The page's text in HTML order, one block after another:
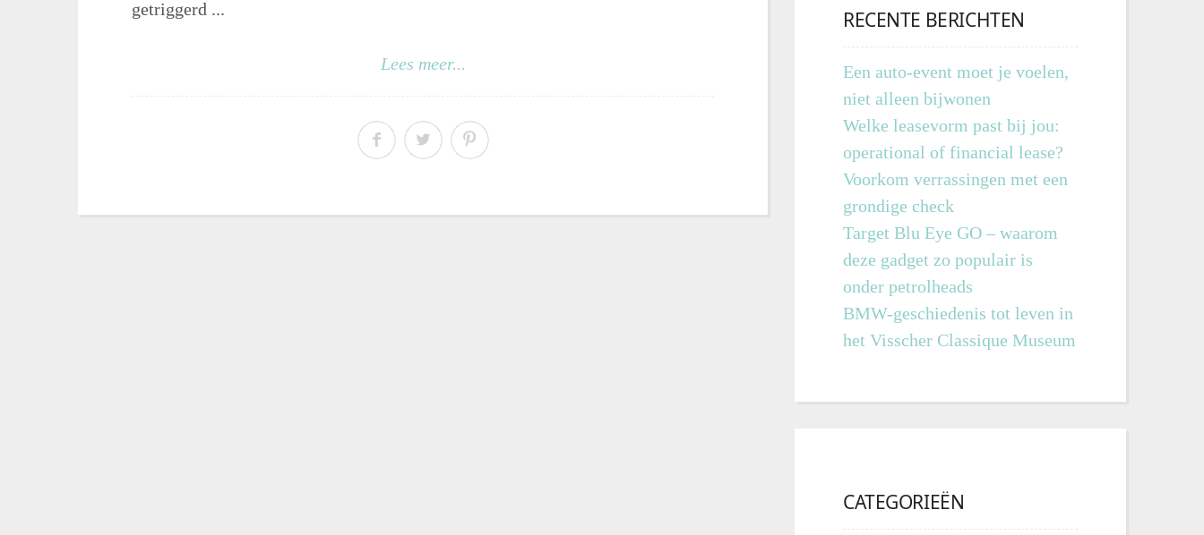
getriggerd ...
Lees meer...
RECENTE BERICHTEN
Een auto-event moet je voelen,
niet alleen bijwonen
Welke leasevorm past bij jou:
operational of financial lease?
Voorkom verrassingen met een
grondige check
Target Blu Eye GO – waarom
deze gadget zo populair is
onder petrolheads
BMW-geschiedenis tot leven in
het Visscher Classique Museum
CATEGORIEËN